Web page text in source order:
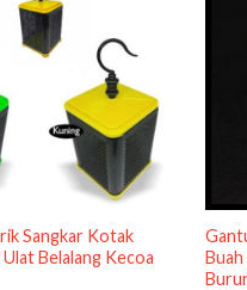
Sangkar Kotak
Belalang Kecoa